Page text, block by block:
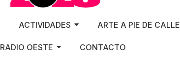
ACTIVIDADES ARTE A PIE DE CALLE
RADIO OESTE CONTACTO